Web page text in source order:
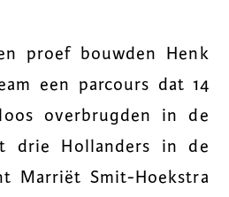
proef bouwden Henk
een parcours dat 14
overbrugden in de
drie Hollanders in de
Marriët Smit-Hoekstra